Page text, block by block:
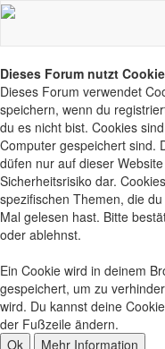
Dieses Forum nutzt
Dieses Forum verwendet
speichern, wenn du
du es nicht bist. Cookies
Computer gespeichert sind.
düfen nur auf dieser
Sicherheitsrisiko dar.
spezifischen Themen, die
Mal gelesen hast. Bitte
oder ablehnst.
Ein Cookie wird in deinem
gespeichert, um zu
wird. Du kannst deine
der Fußzeile ändern.